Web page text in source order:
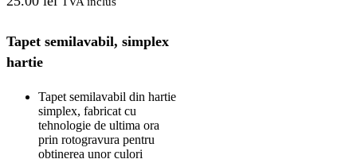
Tapet semilavabil, simplex
hartie
Tapet semilavabil din hartie
simplex, fabricat cu
tehnologie de ultima ora
prin rotogravura pentru
obtinerea unor culori